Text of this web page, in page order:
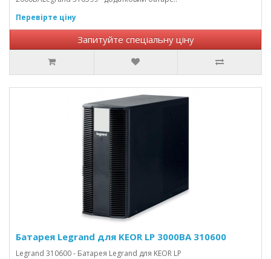
Перевірте ціну
Запитуйте спеціальну ціну
Батарея Legrand для KEOR LP 3000ВА 310600
Legrand 310600 - Батарея Legrand для KEOR LP